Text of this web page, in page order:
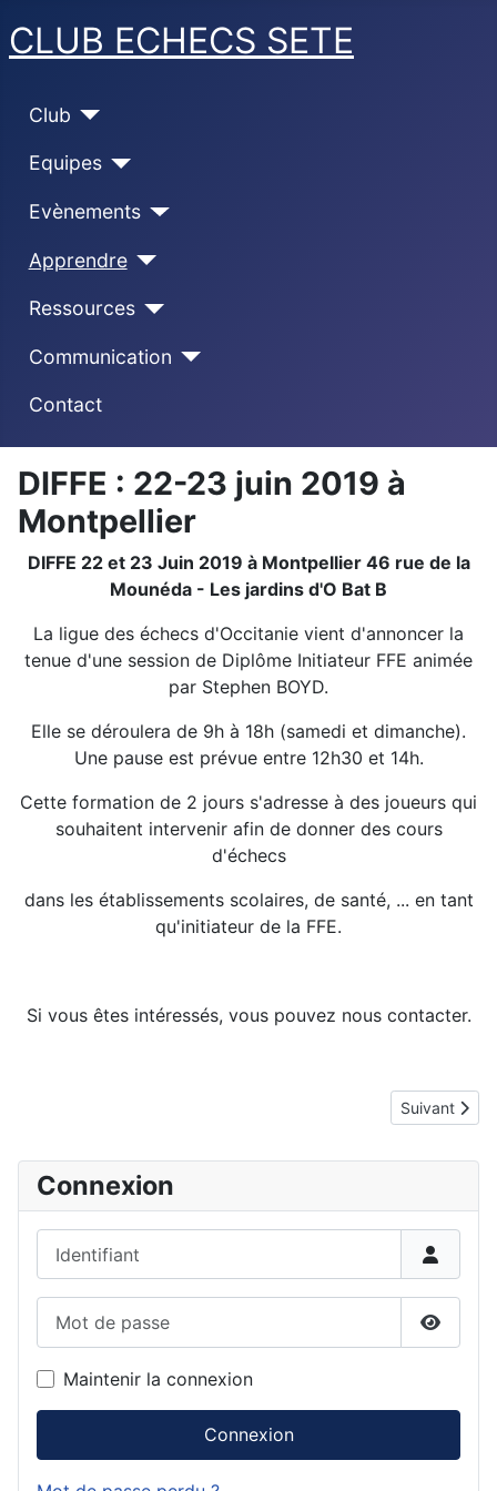
CLUB ECHECS SETE
Club
Equipes
Evènements
Apprendre
Ressources
Communication
Contact
DIFFE : 22-23 juin 2019 à
Montpellier
DIFFE 22 et 23 Juin 2019 à Montpellier 46 rue de la
Mounéda - Les jardins d'O Bat B
La ligue des échecs d'Occitanie vient d'annoncer la
tenue d'une session de Diplôme Initiateur FFE animée
par Stephen BOYD.
Elle se déroulera de 9h à 18h (samedi et dimanche).
Une pause est prévue entre 12h30 et 14h.
Cette formation de 2 jours s'adresse à des joueurs qui
souhaitent intervenir afin de donner des cours
d'échecs
dans les établissements scolaires, de santé, ... en tant
qu'initiateur de la FFE.
Si vous êtes intéressés, vous pouvez nous contacter.
Article
Suivant
Connexion
Maintenir la connexion
Connexion